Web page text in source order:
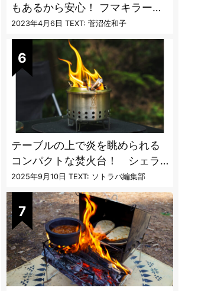
もあるから安心！ フマキラーに
聞く「最強の虫撃退グッズ
vol.4」【キャンプサイトで使う
虫よけ】
2023年4月6日 TEXT: 菅沼佐和子
テーブルの上で炎を眺められる
コンパクトな焚火台！ シェラ
カップと重ねて持ち運べる超コ
ンパクト収納
2025年9月10日 TEXT: ソトラバ編集部